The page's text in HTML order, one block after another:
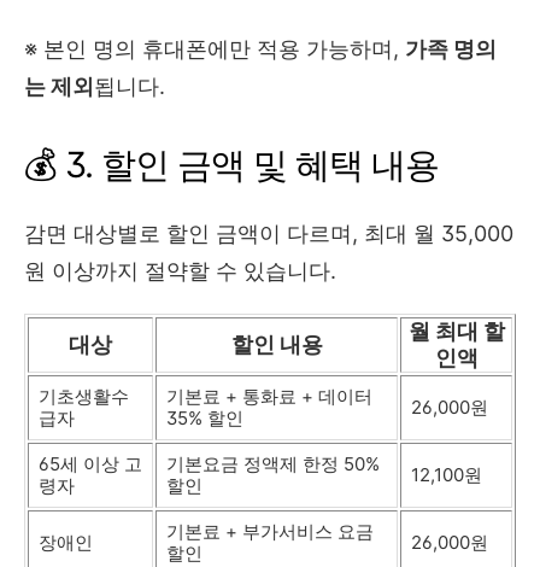
※ 본인 명의 휴대폰에만 적용 가능하며, 가족 명의
는 제외 됩니다.
💰 3. 할인 금액 및 혜택 내용
감면 대상별로 할인 금액이 다르며, 최대 월 35,000
원 이상까지 절약할 수 있습니다.
대상 할인 내용
월 최대 할
인액
기초생활수
급자
기본료 + 통화료 + 데이터
35% 할인
26,000원
65세 이상 고
령자
기본요금 정액제 한정 50%
할인
12,100원
장애인
기본료 + 부가서비스 요금
할인
26,000원